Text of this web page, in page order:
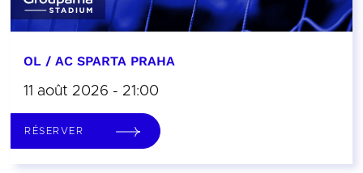
OL / AC SPARTA PRAHA
11 août 2026 - 21:00
RÉSERVER